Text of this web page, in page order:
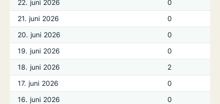
22. juni 2026
0
21. juni 2026
0
20. juni 2026
0
19. juni 2026
0
18. juni 2026
2
17. juni 2026
0
16. juni 2026
0